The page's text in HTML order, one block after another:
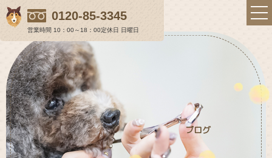
0120-85-3345
営業時間 10：00～18：00定休日 日曜日
ブログ
らむ＆らにぃの想い
店舗のご案内